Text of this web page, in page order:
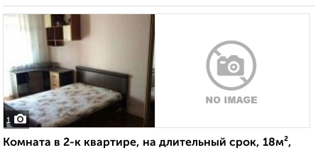
1
Комната в 2-к квартире, на длительный срок, 18м²,